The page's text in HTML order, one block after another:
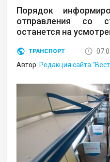
Порядок
отправления со
останется на
ТРАНСПОРТ
Автор: Редакция сайта